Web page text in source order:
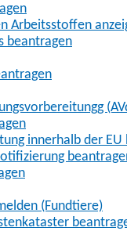
Arbeitsstoffen
beantragen
innerhalb der EU
(Fundtiere)